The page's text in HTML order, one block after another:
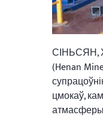
СІНЬСЯН,
(Henan
цмокаў,